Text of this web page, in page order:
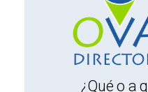
¿Qué o a